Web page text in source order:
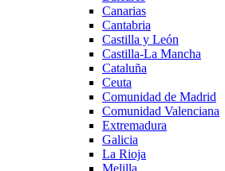
Canarias
Cantabria
Castilla y León
Castilla-La Mancha
Cataluña
Ceuta
Comunidad de Madrid
Comunidad Valenciana
Extremadura
Galicia
La Rioja
Melilla